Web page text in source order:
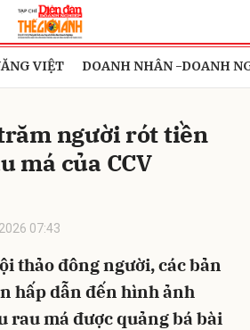
VIỆT DOANH NHÂN -DOANH
người rót tiền
má của CCV
07:43
thảo đông người, các bản
hấp dẫn đến hình ảnh
rau má được quảng bá bài
Hủy Gửi